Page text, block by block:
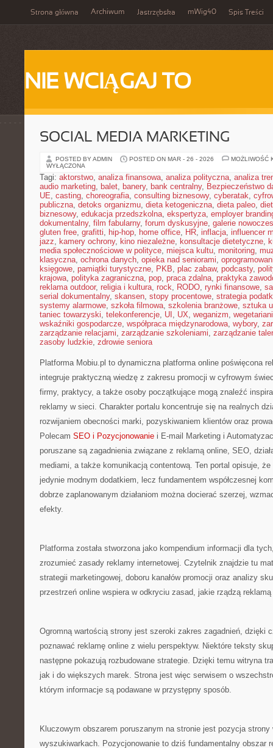
Strona główna Archiwum Jastrzębska mWig40 Spis Treści
NIE WCIĄGAJ TO
SOCIAL MEDIA MARKETING
POSTED BY ADMIN POSTED ON MAR - 26 - 2026
MOŻLIWOŚĆ
WYŁĄCZONA
Tagi: aktorstwo, analiza finansowa, analiza polityczna, analiza
audio marketing, balet, banery, bank centralny, Bezpieczeństwo
UE, casting, choreografia, consulting biznesowy, cyberatak,
publiczna, detoks organizmu, dieta ketogeniczna, dieta paleo,
biznesowy, edukacja przedszkolna, ekspertyza, employer
dokumentalny, film fabularny, forum dyskusyjne, galerie
gluten free, grafitti, hip-hop, home office, HR, inflacja, influencer
jazz, kamery ochrony, kino niezależne, konsultacje dietetyczne,
media społecznościowe w polityce, miejsca kultu, monitoring,
klasyczna, ochrona danych, opieka nad seniorami,
księgowe, pamiątki turystyczne, PKB, plac zabaw, podcasty,
krajowa, polityka zagraniczna, pop, praca zdalna, praktyka
reklama outdoor, religia i kultura, rock, RODO, rynki finansowe,
serial dokumentalny, skansen, stopy procentowe, strategia
systemy alarmowe, szkoła filmowa, szkolenia branżowe, sztuka
taniec towarzyski, telekonferencje, UI , UX, weganizm,
wskaźniki gospodarcze, współpraca międzynarodowa, wybory,
zarządzanie relacjami, zarządzanie szkoleniami, zarządzanie
zasoby ludzkie, zdrowie seniora
Platforma Mobiu.pl to dynamiczna platforma online poświęcona
integruje praktyczną wiedzę z zakresu promocji w cyfrowym
firmy, praktycy, a także osoby początkujące mogą znaleźć
reklamy w sieci. Charakter portalu koncentruje się na realnych
rozwijaniem obecności marki, pozyskiwaniem klientów oraz
Polecam SEO i Pozycjonowanie i E-mail Marketing i
poruszane są zagadnienia związane z reklamą online, SEO,
mediami, a także komunikacją contentową. Ten portal opisuje,
jedynie modnym dodatkiem, lecz fundamentem współczesnej
dobrze zaplanowanym działaniom można docierać szerzej,
efekty.
Platforma została stworzona jako kompendium informacji dla
zrozumieć zasady reklamy internetowej. Czytelnik znajdzie tu
strategii marketingowej, doboru kanałów promocji oraz analizy
przestrzeń online wspiera w odkryciu zasad, jakie rządzą
Ogromną wartością strony jest szeroki zakres zagadnień, dzięki
poznawać reklamę online z wielu perspektyw. Niektóre teksty
następne pokazują rozbudowane strategie. Dzięki temu witryna
jak i do większych marek. Strona jest więc serwisem o
którym informacje są podawane w przystępny sposób.
Kluczowym obszarem poruszanym na stronie jest pozycja strony
wyszukiwarkach. Pozycjonowanie to dziś fundamentalny obszar